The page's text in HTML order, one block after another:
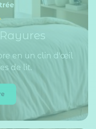
en un clin d'œil
de lit.